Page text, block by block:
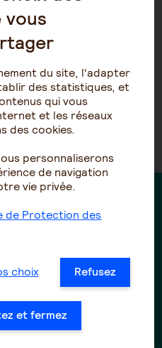
En savoir plus
?
de santé de la
la Boucherie-
(n°3101
vous
du site, l'adapter
des statistiques, et
qui vous
et les réseaux
des cookies.
personnaliserons
de navigation
vie privée.
de Protection des
choix Refusez
et fermez